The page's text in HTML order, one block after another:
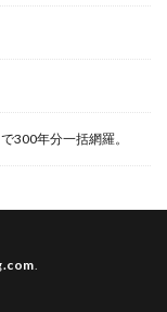
300年分一括網羅。
.